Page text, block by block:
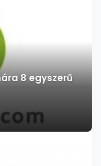
8 egyszerű